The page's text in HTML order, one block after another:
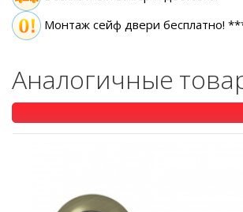
Монтаж сейф двери бесплатно!
Аналогичные